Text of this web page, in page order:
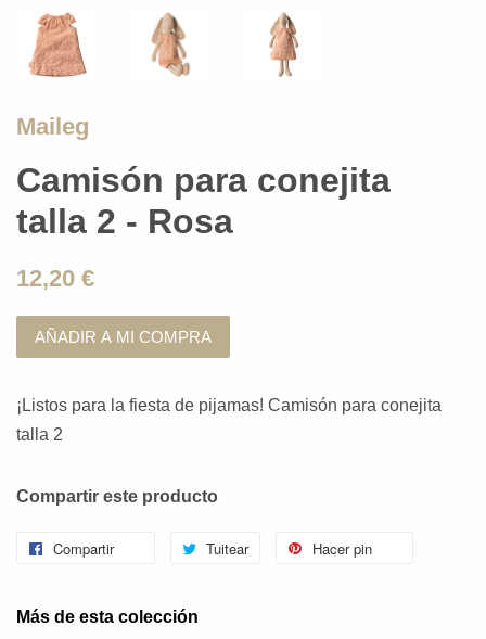
Maileg
Camisón para conejita
talla 2 - Rosa
12,20 €
AÑADIR A MI COMPRA
¡Listos para la fiesta de pijamas! Camisón para conejita
talla 2
Compartir este producto
Compartir Tuitear Hacer pin
Más de esta colección